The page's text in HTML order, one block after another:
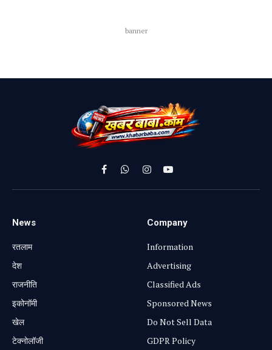
banner
FacebookWhatsApp
InstagramYouTube
News
रतलाम
⁠देश
राजनीति
⁠इकोनॉमी
खेल
टेक्नोलॉजी
Company
Information
Advertising
Classified Ads
Sponsored News
Do Not Sell Data
GDPR Policy